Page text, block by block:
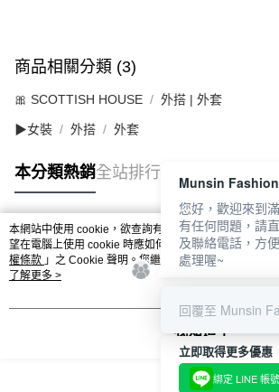
商品相關分類 (3)
🎀 SCOTTISH HOUSE 外搭 | 外套
▶女裝 外搭 外套
本分類熱銷全站排行
熱門標籤
本網站中使用 cookie，欲查詢有關本網站使用 cookie 方
望在電腦上使用 cookie 時應如何變更電腦的 cookie 設
權條款 」之 Cookie 聲明。您繼續使用本網站即表示您
用條款之 Cookie 聲明使用 cookie。
了解更多 >
我知道了
立即取得更多優惠
綁定 LINE 帳號
Munsin
您好，歡迎來到
有任何問題，請
及聯絡電話，方
處理喔~
回覆至 Munsin